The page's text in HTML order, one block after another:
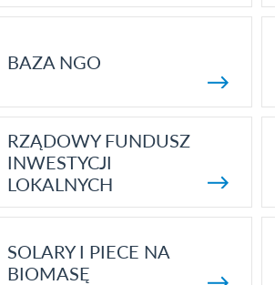
BAZA NGO
RZĄDOWY FUNDUSZ
INWESTYCJI
LOKALNYCH
SOLARY I PIECE NA
BIOMASĘ